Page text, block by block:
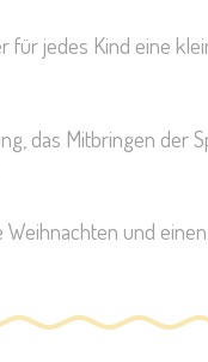
jedes Kind eine
das Mitbringen
und